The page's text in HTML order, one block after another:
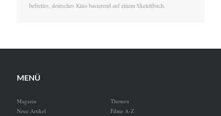
befreites, deutsches Kino basierend auf einem Skelettbuch.
MENÜ
Magazin
Neue Artikel
Themen
Filme A-Z